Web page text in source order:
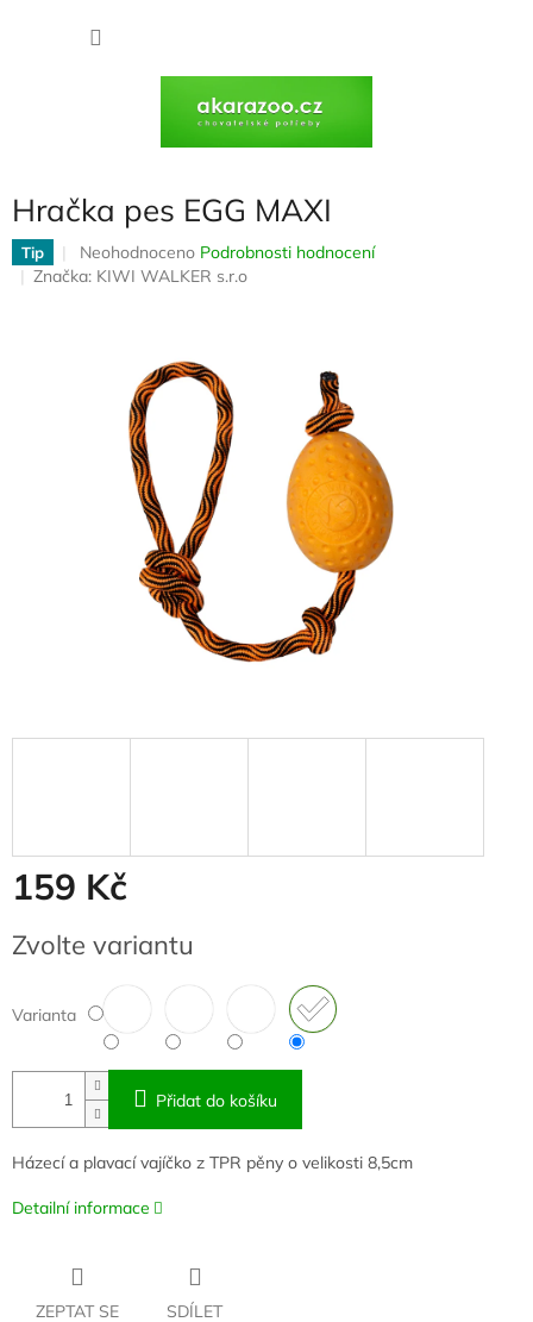
Hračka pes EGG MAXI
Tip
Průměrné
hodnocení
hvězdiček.
Neohodnoceno Podrobnosti hodnocení
Značka: KIWI WALKER s.r.o
159 Kč
cena:
Zvolte variantu
Varianta
Přidat do košíku
Házecí a plavací vajíčko z TPR pěny o velikosti 8,5cm
Detailní informace
ZEPTAT SE SDÍLET